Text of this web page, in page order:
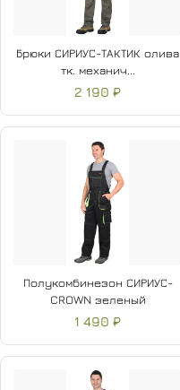
Брюки СИРИУС-ТАКТИК олива
тк. механич...
2 190 ₽
Полукомбинезон СИРИУС-
CROWN зеленый
1 490 ₽